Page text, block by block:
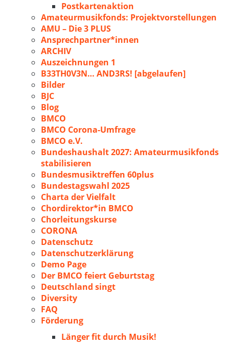
Postkartenaktion
Amateurmusikfonds: Projektvorstellungen
AMU – Die 3 PLUS
Ansprechpartner*innen
ARCHIV
Auszeichnungen 1
B33TH0V3N… AND3RS! [abgelaufen]
Bilder
BJC
Blog
BMCO
BMCO Corona-Umfrage
BMCO e.V.
Bundeshaushalt 2027: Amateurmusikfonds
stabilisieren
Bundesmusiktreffen 60plus
Bundestagswahl 2025
Charta der Vielfalt
Chordirektor*in BMCO
Chorleitungskurse
CORONA
Datenschutz
Datenschutzerklärung
Demo Page
Der BMCO feiert Geburtstag
Deutschland singt
Diversity
FAQ
Förderung
Länger fit durch Musik!